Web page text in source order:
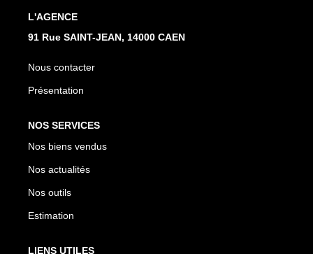
L'AGENCE
91 Rue SAINT-JEAN, 14000 CAEN
Nous contacter
Présentation
NOS SERVICES
Nos biens vendus
Nos actualités
Nos outils
Estimation
LIENS UTILES